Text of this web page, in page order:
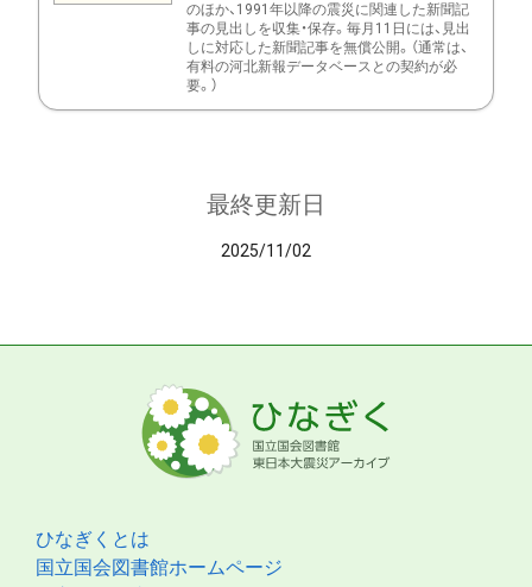
のほか、1991年以降の震災に関連した新聞記
事の見出しを収集・保存。毎月11日には、見出
しに対応した新聞記事を無償公開。（通常は、
有料の河北新報データベースとの契約が必
要。）
最終更新日
2025/11/02
ひなぎくとは
国立国会図書館ホームページ